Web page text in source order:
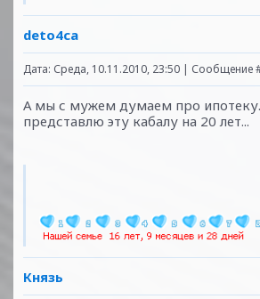
deto4ca
Дата: Среда, 10.11.2010, 23:50 | Сообщение
А мы с мужем думаем про
представлю эту кабалу на 20 лет...
Князь